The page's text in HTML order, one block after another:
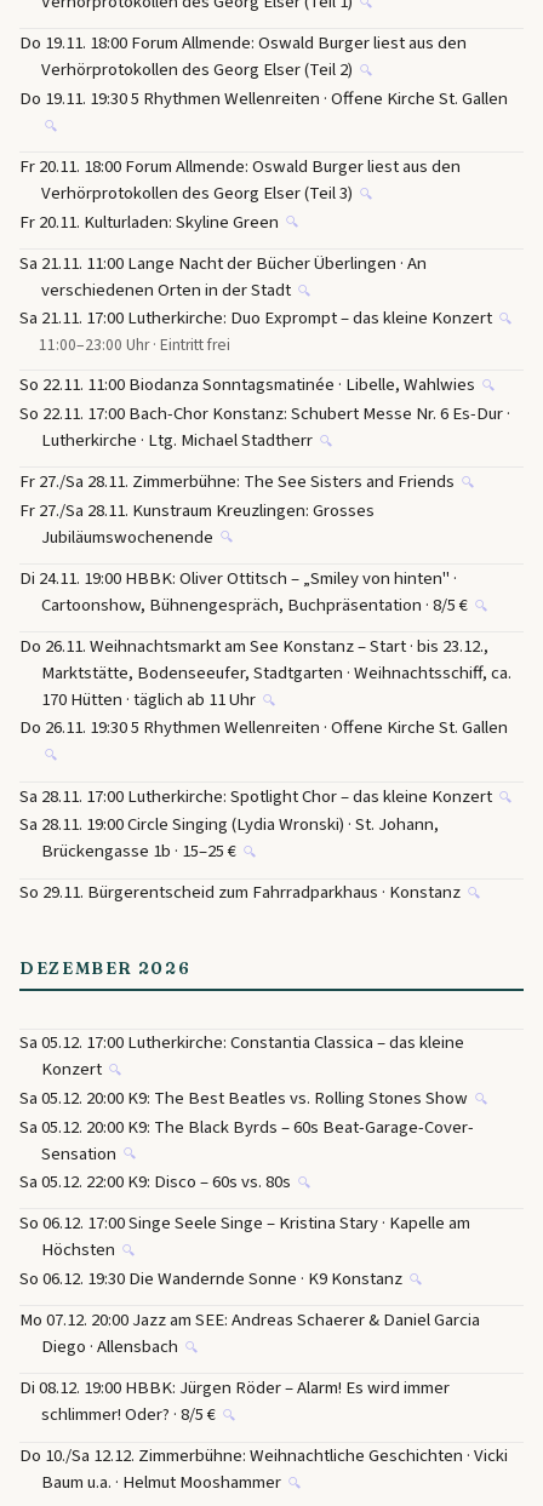
Do 19.11. 18:00 Forum Allmende: Oswald Burger liest aus den
Verhörprotokollen des Georg Elser (Teil 2) 🔍
Do 19.11. 19:30 5 Rhythmen Wellenreiten · Offene Kirche St. Gallen
🔍
Fr 20.11. 18:00 Forum Allmende: Oswald Burger liest aus den
Verhörprotokollen des Georg Elser (Teil 3) 🔍
Fr 20.11. Kulturladen: Skyline Green 🔍
Sa 21.11. 11:00 Lange Nacht der Bücher Überlingen · An
verschiedenen Orten in der Stadt 🔍
Sa 21.11. 17:00 Lutherkirche: Duo Exprompt – das kleine Konzert 🔍
11:00–23:00 Uhr · Eintritt frei
So 22.11. 11:00 Biodanza Sonntagsmatinée · Libelle, Wahlwies 🔍
So 22.11. 17:00 Bach-Chor Konstanz: Schubert Messe Nr. 6 Es-Dur ·
Lutherkirche · Ltg. Michael Stadtherr 🔍
Fr 27./Sa 28.11. Zimmerbühne: The See Sisters and Friends 🔍
Fr 27./Sa 28.11. Kunstraum Kreuzlingen: Grosses
Jubiläumswochenende 🔍
Di 24.11. 19:00 HBBK: Oliver Ottitsch – „Smiley von hinten" ·
Cartoonshow, Bühnengespräch, Buchpräsentation · 8/5 € 🔍
Do 26.11. Weihnachtsmarkt am See Konstanz – Start · bis 23.12.,
Marktstätte, Bodenseeufer, Stadtgarten · Weihnachtsschiff, ca.
170 Hütten · täglich ab 11 Uhr 🔍
Do 26.11. 19:30 5 Rhythmen Wellenreiten · Offene Kirche St. Gallen
🔍
Sa 28.11. 17:00 Lutherkirche: Spotlight Chor – das kleine Konzert 🔍
Sa 28.11. 19:00 Circle Singing (Lydia Wronski) · St. Johann,
Brückengasse 1b · 15–25 € 🔍
So 29.11. Bürgerentscheid zum Fahrradparkhaus · Konstanz 🔍
DEZEMBER 2026
Sa 05.12. 17:00 Lutherkirche: Constantia Classica – das kleine
Konzert 🔍
Sa 05.12. 20:00 K9: The Best Beatles vs. Rolling Stones Show 🔍
Sa 05.12. 20:00 K9: The Black Byrds – 60s Beat-Garage-Cover-
Sensation 🔍
Sa 05.12. 22:00 K9: Disco – 60s vs. 80s 🔍
So 06.12. 17:00 Singe Seele Singe – Kristina Stary · Kapelle am
Höchsten 🔍
So 06.12. 19:30 Die Wandernde Sonne · K9 Konstanz 🔍
Mo 07.12. 20:00 Jazz am SEE: Andreas Schaerer & Daniel Garcia
Diego · Allensbach 🔍
Di 08.12. 19:00 HBBK: Jürgen Röder – Alarm! Es wird immer
schlimmer! Oder? · 8/5 € 🔍
Do 10./Sa 12.12. Zimmerbühne: Weihnachtliche Geschichten · Vicki
Baum u.a. · Helmut Mooshammer 🔍